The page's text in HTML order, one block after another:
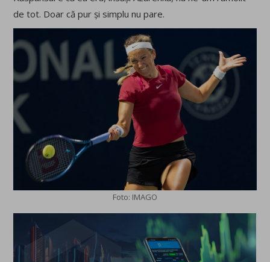
de tot. Doar că pur și simplu nu pare.
Foto: IMAGO